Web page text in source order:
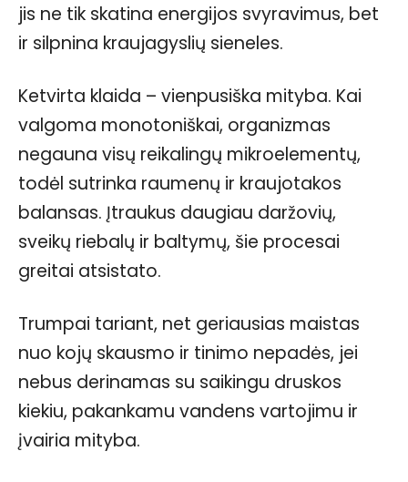
jis ne tik skatina energijos svyravimus, bet
ir silpnina kraujagyslių sieneles.
Ketvirta klaida – vienpusiška mityba. Kai
valgoma monotoniškai, organizmas
negauna visų reikalingų mikroelementų,
todėl sutrinka raumenų ir kraujotakos
balansas. Įtraukus daugiau daržovių,
sveikų riebalų ir baltymų, šie procesai
greitai atsistato.
Trumpai tariant, net geriausias maistas
nuo kojų skausmo ir tinimo nepadės, jei
nebus derinamas su saikingu druskos
kiekiu, pakankamu vandens vartojimu ir
įvairia mityba.